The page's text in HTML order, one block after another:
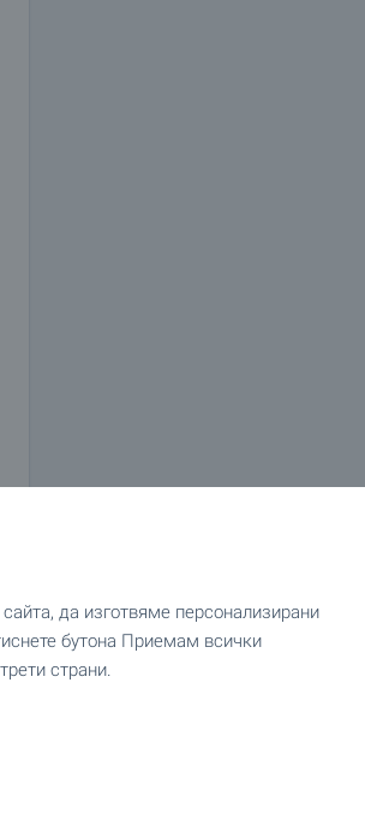
да изготвяме персонализирани
бутона Приемам всички
страни.